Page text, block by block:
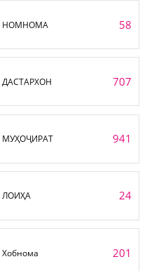
НОМНОМА 58
ДАСТАРХОН 707
МУҲОҶИРАТ 941
ЛОИҲА 24
Хобнома 201